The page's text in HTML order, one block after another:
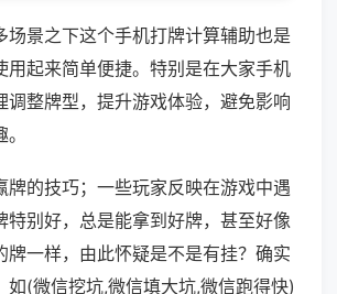
场景之下这个手机打牌计算辅助也是
用起来简单便捷。特别是在大家手机
调整牌型，提升游戏体验，避免影响
牌的技巧；一些玩家反映在游戏中遇
特别好，总是能拿到好牌，甚至好像
牌一样，由此怀疑是不是有挂？确实
如(微信挖坑,微信填大坑,微信跑得快)